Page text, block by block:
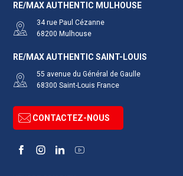
RE/MAX AUTHENTIC MULHOUSE
34 rue Paul Cézanne
68200 Mulhouse
RE/MAX AUTHENTIC SAINT-LOUIS
55 avenue du Général de Gaulle
68300 Saint-Louis France
CONTACTEZ-NOUS
FacebookInstagramLinkedInYouTube